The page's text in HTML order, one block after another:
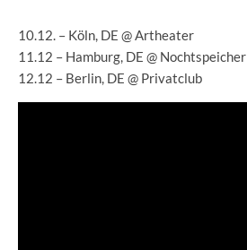
10.12. – Köln, DE @ Artheater
11.12 – Hamburg, DE @ Nochtspeicher
12.12 – Berlin, DE @ Privatclub